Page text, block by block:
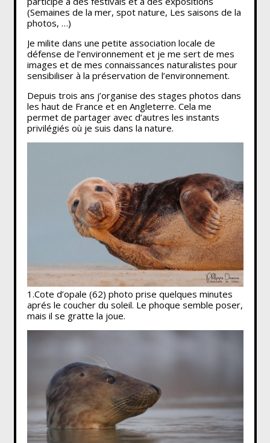
(Semaines de la mer, spot nature, Les saisons de la
photos, …)
Je milite dans une petite association locale de
défense de l’environnement et je me sert de mes
images et de mes connaissances naturalistes pour
sensibiliser à la préservation de l’environnement.
Depuis trois ans j’organise des stages photos dans
les haut de France et en Angleterre. Cela me
permet de partager avec d’autres les instants
privilégiés où je suis dans la nature.
1.Cote d’opale (62) photo prise quelques minutes
aprés le coucher du soleil. Le phoque semble poser,
mais il se gratte la joue.